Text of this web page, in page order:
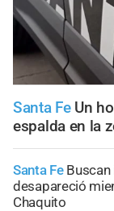
Santa Fe Un
espalda en la
Santa Fe
desapareció
Chaquito